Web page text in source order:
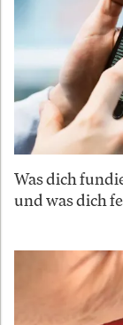
Was dich
und was dich